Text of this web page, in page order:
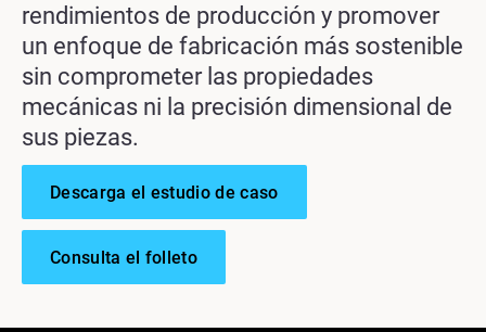
rendimientos de producción y promover
un enfoque de fabricación más sostenible
sin comprometer las propiedades
mecánicas ni la precisión dimensional de
sus piezas.
Descarga el estudio de caso
Consulta el folleto